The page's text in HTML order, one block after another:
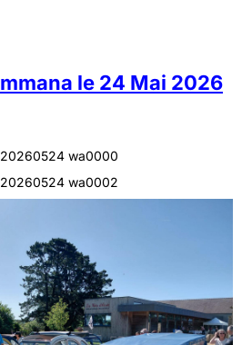
le 24 Mai 2026